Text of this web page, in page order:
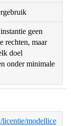
geen
rechten, maar
doel
onder minimale
licentie/modellice